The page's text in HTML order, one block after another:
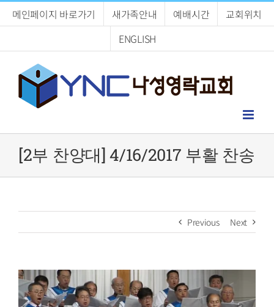
메인페이지 바로가기 새가족안내 예배시간
교회위치
ENGLISH
[2부 찬양대] 4/16/2017 부활 찬송
Previous Next